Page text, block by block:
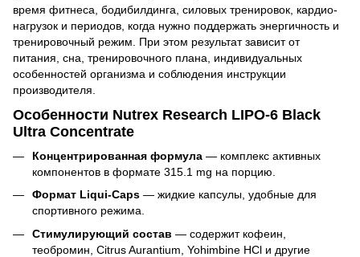
время фитнеса, бодибилдинга, силовых тренировок, кардио-
нагрузок и периодов, когда нужно поддержать энергичность и
тренировочный режим. При этом результат зависит от
питания, сна, тренировочного плана, индивидуальных
особенностей организма и соблюдения инструкции
производителя.
Особенности Nutrex Research LIPO-6 Black
Ultra Concentrate
Концентрированная формула — комплекс активных
компонентов в формате 315.1 mg на порцию.
Формат Liqui-Caps — жидкие капсулы, удобные для
спортивного режима.
Стимулирующий состав — содержит кофеин,
теобромин, Citrus Aurantium, Yohimbine HCl и другие